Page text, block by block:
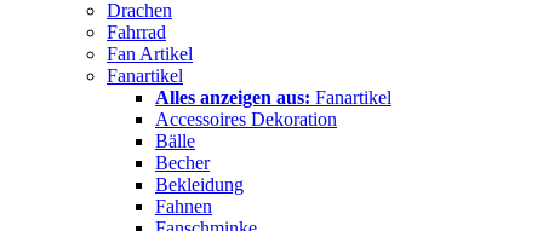
Drachen
Fahrrad
Fan Artikel
Fanartikel
Alles anzeigen aus: Fanartikel
Accessoires Dekoration
Bälle
Becher
Bekleidung
Fahnen